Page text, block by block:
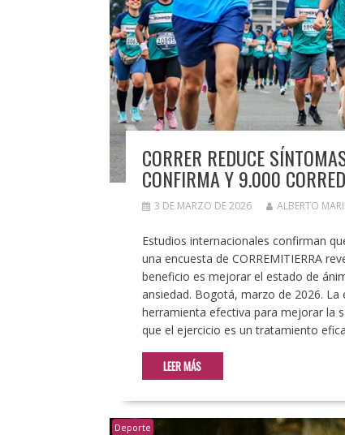
CORRER REDUCE
CONFIRMA Y 9.000
3 DE MARZO DE 2026 ALBERTO
Estudios internacionales confirman
una encuesta de CORREMITIERRA
beneficio es mejorar el estado de
ansiedad. Bogotá, marzo de 2026.
herramienta efectiva para mejorar la
que el ejercicio es un tratamiento
LEER MÁS
Deporte